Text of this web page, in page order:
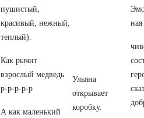
пушистый,
красивый, нежный,
теплый).
Как рычит
взрослый медведь
р-р-р-р-р
А как маленький
Ульяна
открывает
коробку.